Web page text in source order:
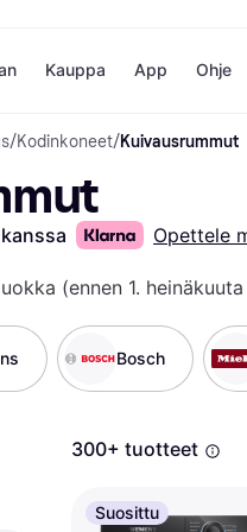
Kauppa
Kaupat
H&M
Peten
App Ohje
/Kodinkoneet/Kuivausrummut
Opettele
(ennen 1.
Bosch
300+ tuotteet
Suosittu